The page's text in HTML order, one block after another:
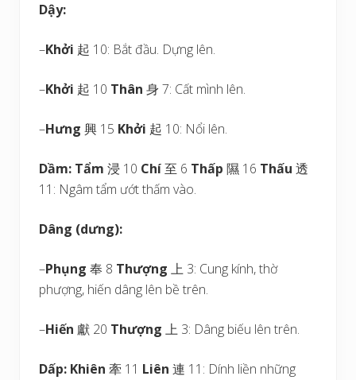
Dậy:
–Khởi 起 10: Bắt đầu. Dựng lên.
–Khởi 起 10 Thân 身 7: Cất mình lên.
–Hưng 興 15 Khởi 起 10: Nổi lên.
Dầm: Tẩm 浸 10 Chí至 6 Thấp 隰 16 Thấu 透
11: Ngâm tẩm ướt thấm vào.
Dâng (dưng):
–Phụng 奉 8 Thượng 上 3: Cung kính, thờ
phượng, hiến dâng lên bề trên.
–Hiến 獻 20 Thượng 上 3: Dâng biếu lên trên.
Dấp: Khiên 牽 11 Liên 連 11: Dính liền những